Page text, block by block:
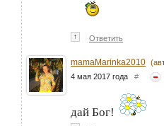
↑ Ответить
mamaMarinka2010
4 мая 2017 года #
дай Бог!